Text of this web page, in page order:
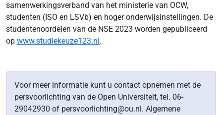
samenwerkingsverband van het ministerie van OCW,
studenten (ISO en LSVb) en hoger onderwijsinstellingen. De
studentenoordelen van de NSE 2023 worden gepubliceerd
op www.studiekeuze123.nl.
Voor meer informatie kunt u contact opnemen met de
persvoorlichting van de Open Universiteit, tel. 06-
29042930 of persvoorlichting@ou.nl. Algemene